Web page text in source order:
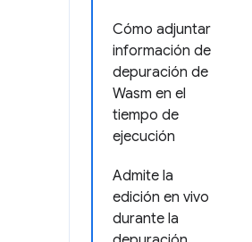
Cómo adjuntar
información de
depuración de
Wasm en el
tiempo de
ejecución
Admite la
edición en vivo
durante la